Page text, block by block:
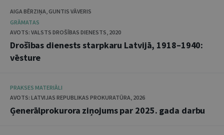
AIGA BĒRZIŅA, GUNTIS VĀVERIS
GRĀMATAS
AVOTS: VALSTS DROŠĪBAS DIENESTS, 2020
Drošības dienests starpkaru Latvijā, 1918–1940:
vēsture
PRAKSES MATERIĀLI
AVOTS: LATVIJAS REPUBLIKAS PROKURATŪRA, 2026
Ģenerālprokurora ziņojums par 2025. gada darbu